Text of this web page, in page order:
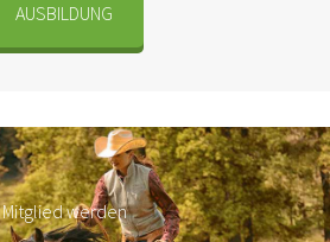
AUSBILDUNG
Mitglied werden